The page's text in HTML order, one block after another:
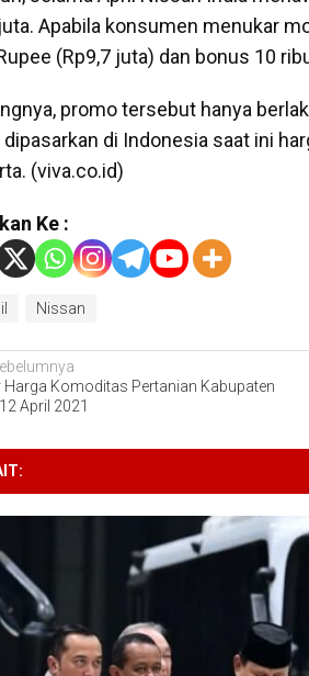
Apabila konsumen menukar
(Rp9,7 juta) dan bonus 10
promo tersebut hanya
dipasarkan di Indonesia saat ini
(viva.co.id)
Ke :
Nissan
Harga Komoditas Pertanian Kabupaten
April 2021